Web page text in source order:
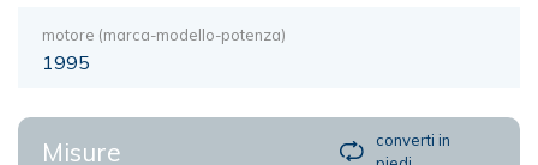
motore (marca-modello-potenza)
1995
Misure
converti in